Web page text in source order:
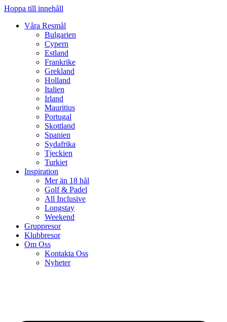
Hoppa till innehåll
Våra Resmål
Bulgarien
Cypern
Estland
Frankrike
Grekland
Holland
Italien
Irland
Mauritius
Portugal
Skottland
Spanien
Sydafrika
Tjeckien
Turkiet
Inspiration
Mer än 18 hål
Golf & Padel
All Inclusive
Longstay
Weekend
Gruppresor
Klubbresor
Om Oss
Kontakta Oss
Nyheter